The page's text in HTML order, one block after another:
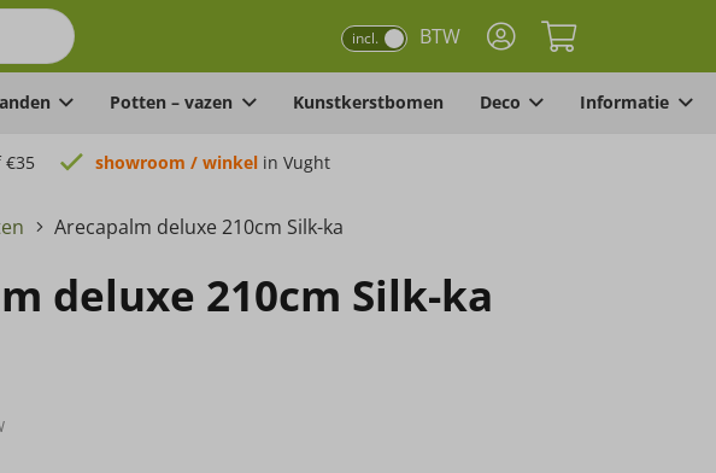
incl. BTW
Potten – vazen Kunstkerstbomen Deco Informatie
€35 showroom / winkel in Vught
Arecapalm deluxe 210cm Silk-ka
deluxe 210cm Silk-ka